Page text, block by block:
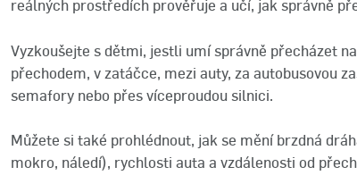
reálných prostředích prověřuje a učí, jak správně
Vyzkoušejte s dětmi, jestli umí správně přecházet
přechodem, v zatáčce, mezi auty, za autobusovou
semafory nebo přes víceproudou silnici.
Můžete si také prohlédnout, jak se mění brzdná
mokro, náledí), rychlosti auta a vzdálenosti od